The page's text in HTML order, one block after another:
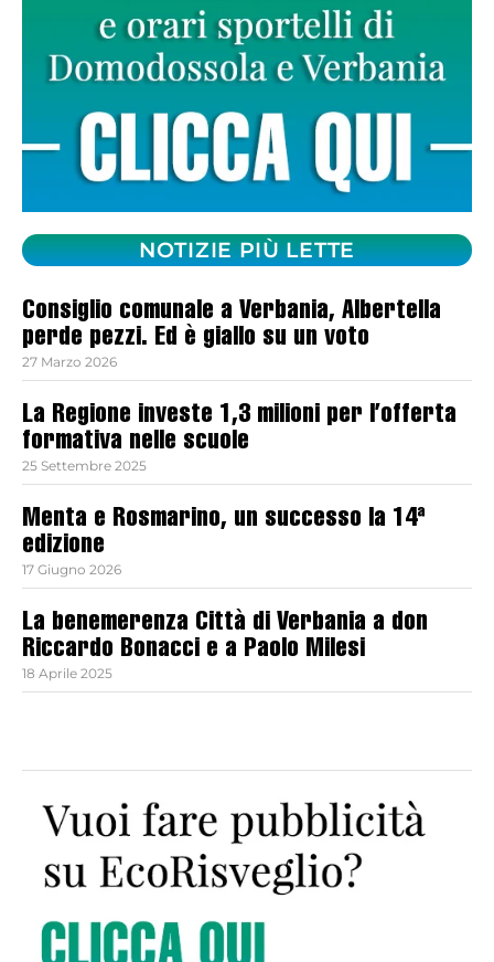
NOTIZIE PIÙ LETTE
Consiglio comunale a Verbania, Albertella
perde pezzi. Ed è giallo su un voto
27 Marzo 2026
La Regione investe 1,3 milioni per l’offerta
formativa nelle scuole
25 Settembre 2025
Menta e Rosmarino, un successo la 14ª
edizione
17 Giugno 2026
La benemerenza Città di Verbania a don
Riccardo Bonacci e a Paolo Milesi
18 Aprile 2025